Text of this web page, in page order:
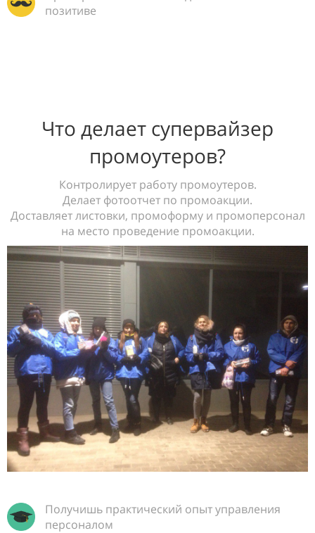
позитиве
Что делает супервайзер
промоутеров?
Контролирует работу промоутеров.
Делает фотоотчет по промоакции.
Доставляет листовки, промоформу и промоперсонал
на место проведение промоакции.
Получишь практический опыт управления
персоналом